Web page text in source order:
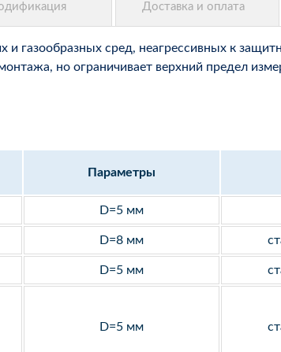
газообразных сред, неагрессивных к
но ограничивает верхний предел
Параметры
D=5 мм
D=8 мм
D=5 мм
D=5 мм